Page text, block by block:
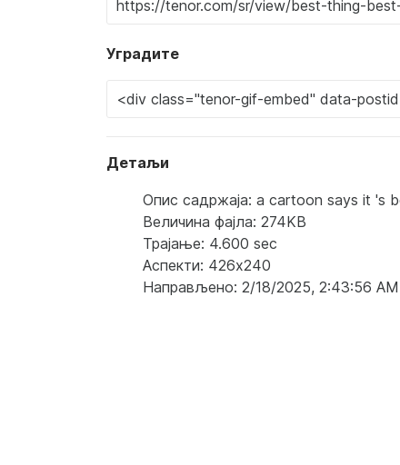
Уградите
Детаљи
Опис садржаја: a cartoon says it 's
Величина фајла: 274KB
Трајање: 4.600 sec
Аспекти: 426x240
Направљено: 2/18/2025, 2:43:56 AM